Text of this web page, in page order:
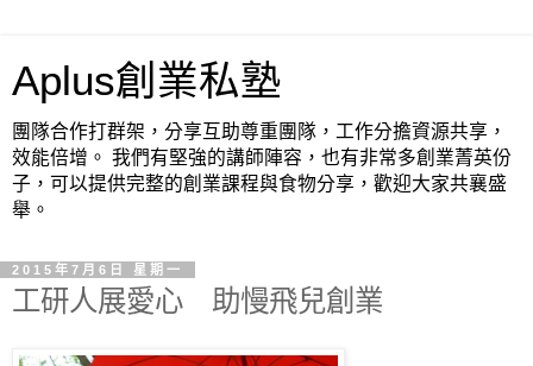
Aplus創業私塾
團隊合作打群架，分享互助尊重團隊，工作分擔資源共享，
效能倍增。 我們有堅強的講師陣容，也有非常多創業菁英份
子，可以提供完整的創業課程與食物分享，歡迎大家共襄盛
舉。
2015年7月6日 星期一
工研人展愛心 助慢飛兒創業